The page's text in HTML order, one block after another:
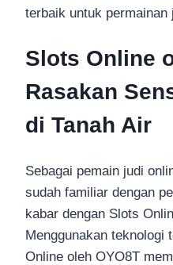
terbaik untuk permainan
Slots Online
Rasakan
di Tanah Air
Sebagai pemain judi
sudah familiar dengan
kabar dengan Slots
Menggunakan teknologi
Online oleh OYO8T